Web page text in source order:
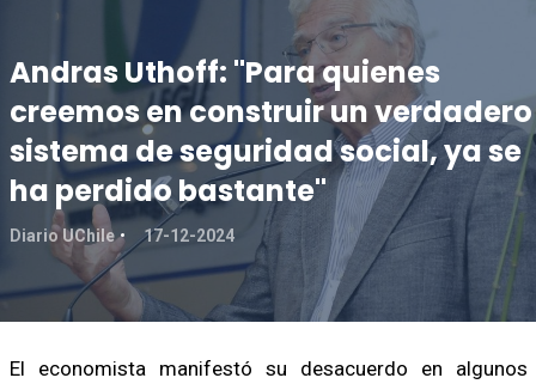
Andras Uthoff: "Para quienes
creemos en construir un verdadero
sistema de seguridad social, ya se
ha perdido bastante"
Diario UChile 17-12-2024
El economista manifestó su desacuerdo en algunos